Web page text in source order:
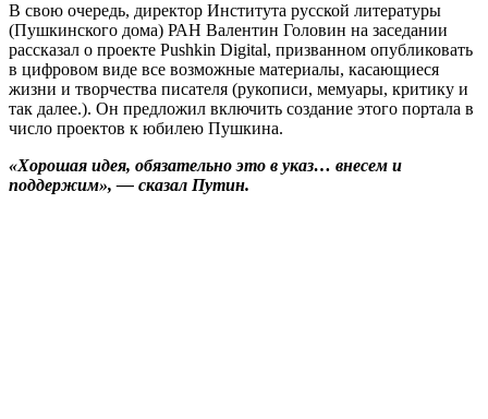
В свою очередь, директор Института русской литературы
(Пушкинского дома) РАН Валентин Головин на заседании
рассказал о проекте Pushkin Digital, призванном опубликовать
в цифровом виде все возможные материалы, касающиеся
жизни и творчества писателя (рукописи, мемуары, критику и
так далее.). Он предложил включить создание этого портала в
число проектов к юбилею Пушкина.
«Хорошая идея, обязательно это в указ… внесем и
поддержим», — сказал Путин.